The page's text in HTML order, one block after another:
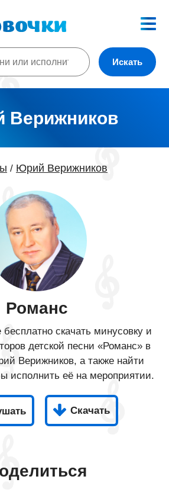
Искать
Верижников
/ Юрий Верижников
Романс
скачать минусовку и
детской песни «Романс» в
Верижников, а также найти
исполнить её на мероприятии.
Скачать